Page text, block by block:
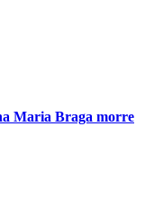
Maria Braga morre